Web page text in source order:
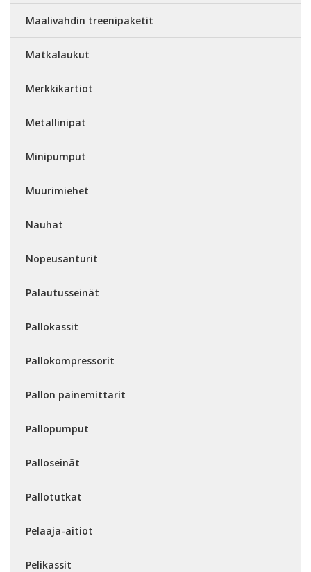
Maalivahdin treenipaketit
Matkalaukut
Merkkikartiot
Metallinipat
Minipumput
Muurimiehet
Nauhat
Nopeusanturit
Palautusseinät
Pallokassit
Pallokompressorit
Pallon painemittarit
Pallopumput
Palloseinät
Pallotutkat
Pelaaja-aitiot
Pelikassit